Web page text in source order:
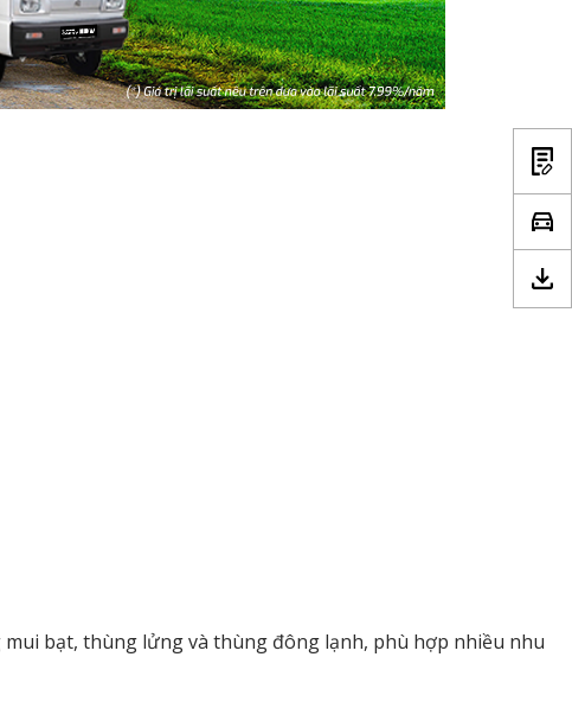
bạt, thùng lửng và thùng đông lạnh, phù hợp nhiều nhu